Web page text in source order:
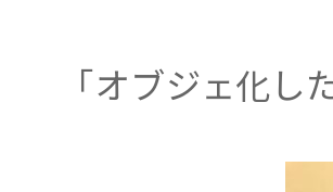
「オブジェ化し